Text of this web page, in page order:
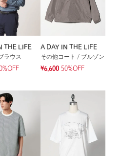
・体感によるもので、商品の効果や性
THE LIFE
ラウス
A DAY IN THE LIFE
その他コート / ブルゾン
¥6,600 50%OFF